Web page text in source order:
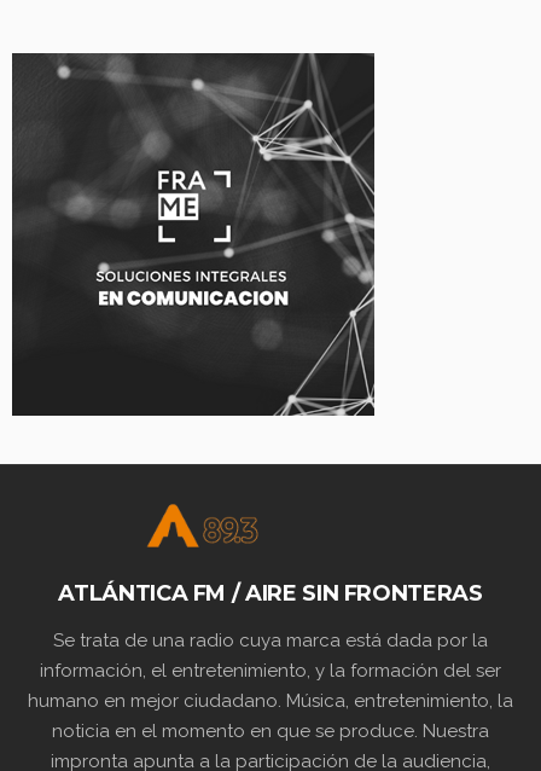
ATLÁNTICA FM / AIRE SIN FRONTERAS
Se trata de una radio cuya marca está dada por la
información, el entretenimiento, y la formación del ser
humano en mejor ciudadano. Música, entretenimiento, la
noticia en el momento en que se produce. Nuestra
impronta apunta a la participación de la audiencia,